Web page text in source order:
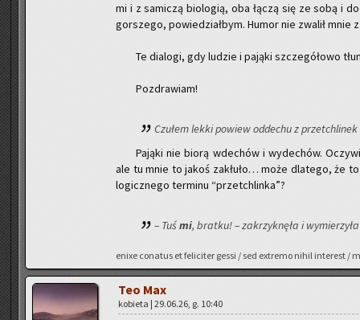
mi i z sa­mi­czą bio­lo­gią, oba łączą się ze sobą i
gor­sze­go, po­wie­dział­bym. Humor nie zwa­lił mnie
Te dia­lo­gi, gdy lu­dzie i pa­ją­ki szcze­gó­ło­wo
Po­zdra­wiam!
Czu­łem lekki po­wiew od­de­chu z
Pa­ją­ki nie biorą wde­chów i wy­de­chów.
ale tu mnie to jakoś za­kłu­ło… może dla­te­go, że
lo­gicz­ne­go ter­mi­nu “prze­tchlin­ka”?
– Tuśmi, brat­ku! – za­krzyk­nę­ła i
enixe co­na­tus et fe­li­ci­ter gessi / sed extre­mo nihil in­te­rest
Teo Max
ko­bie­ta | 29.06.26, g. 10:40